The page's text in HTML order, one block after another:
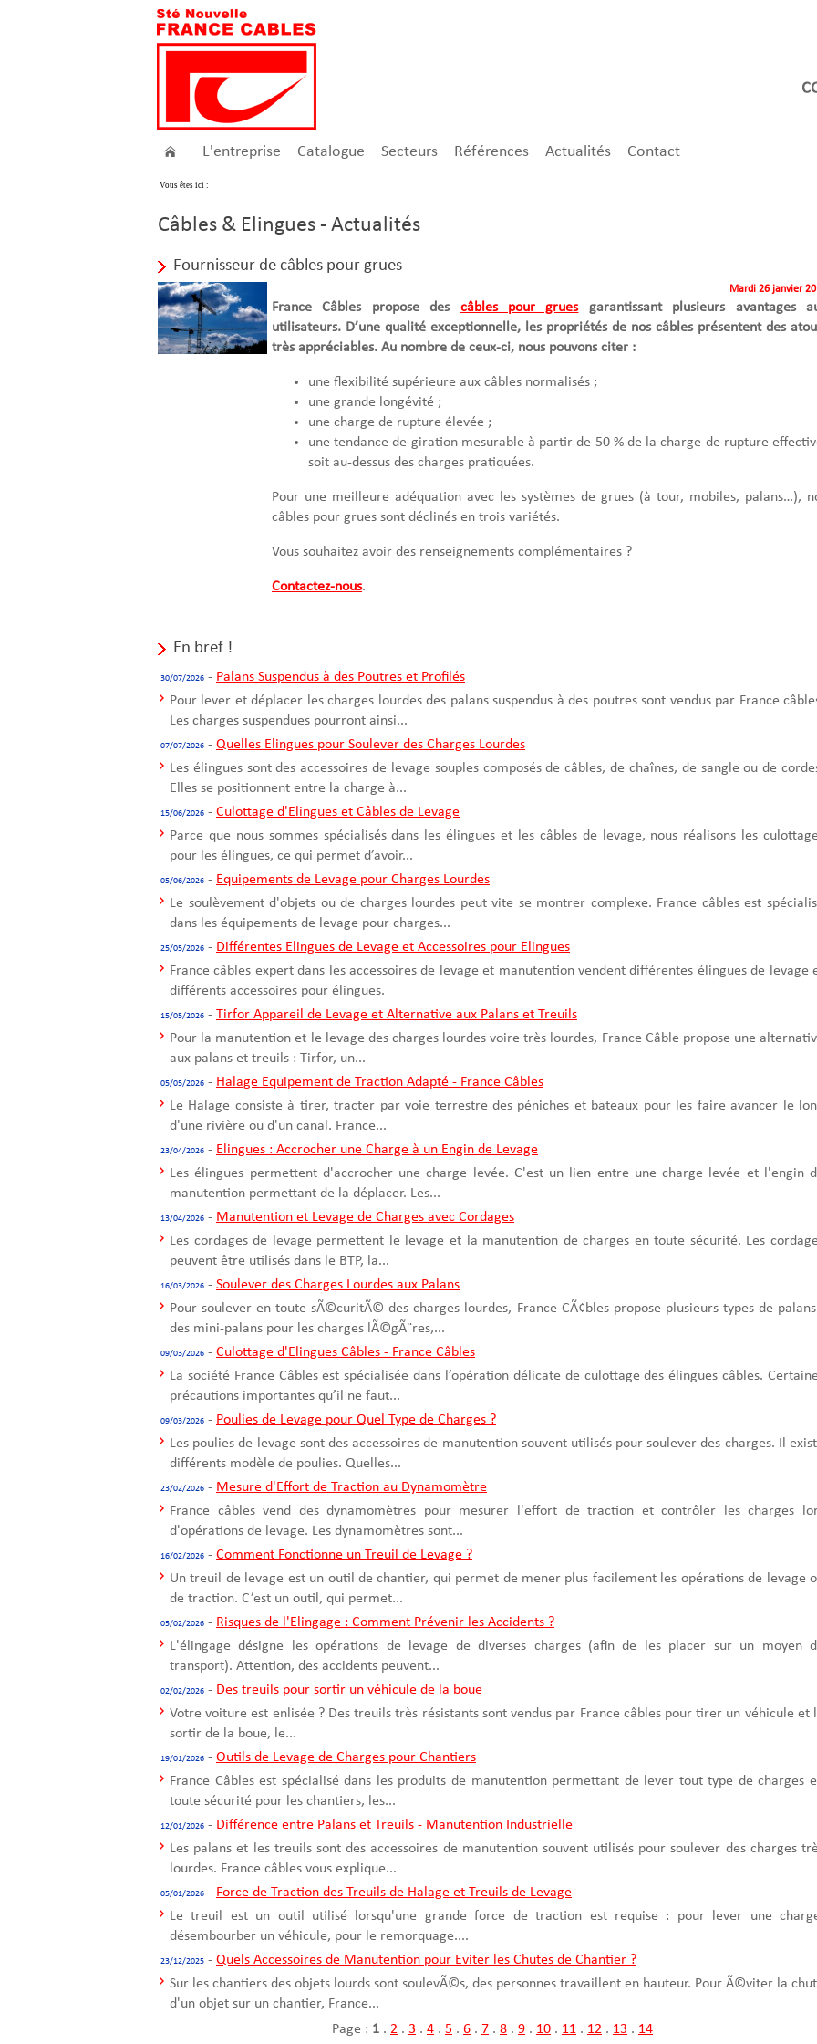
L'entreprise Catalogue Secteurs Références Actualités Contact
Vous êtes ici :
Câbles & Elingues - Actualités
Fournisseur de câbles pour grues
Mardi 26 janvier
France Câbles propose des câbles pour gruesgarantissant plusieurs avantages
utilisateurs. D’une qualité exceptionnelle, les propriétés de nos câbles présentent des
très appréciables. Au nombre de ceux-ci, nous pouvons citer :
une flexibilité supérieure aux câbles normalisés ;
une grande longévité ;
une charge de rupture élevée ;
une tendance de giration mesurable à partir de 50 % de la charge de rupture
soit au-dessus des charges pratiquées.
Pour une meilleure adéquation avec les systèmes de grues (à tour, mobiles, palans…),
câbles pour grues sont déclinés en trois variétés.
Vous souhaitez avoir des renseignements complémentaires ?
Contactez-nous.
En bref !
30/07/2026 - Palans Suspendus à des Poutres et Profilés
Pour lever et déplacer les charges lourdes des palans suspendus à des poutres sont vendus par France
Les charges suspendues pourront ainsi...
07/07/2026 - Quelles Elingues pour Soulever des Charges Lourdes
Les élingues sont des accessoires de levage souples composés de câbles, de chaînes, de sangle ou de
Elles se positionnent entre la charge à...
15/06/2026 - Culottage d'Elingues et Câbles de Levage
Parce que nous sommes spécialisés dans les élingues et les câbles de levage, nous réalisons les
pour les élingues, ce qui permet d’avoir...
05/06/2026 - Equipements de Levage pour Charges Lourdes
Le soulèvement d'objets ou de charges lourdes peut vite se montrer complexe. France câbles est
dans les équipements de levage pour charges...
25/05/2026 - Différentes Elingues de Levage et Accessoires pour Elingues
France câbles expert dans les accessoires de levage et manutention vendent différentes élingues de levage
différents accessoires pour élingues.
15/05/2026 - Tirfor Appareil de Levage et Alternative aux Palans et Treuils
Pour la manutention et le levage des charges lourdes voire très lourdes, France Câble propose une
aux palans et treuils : Tirfor, un...
05/05/2026 - Halage Equipement de Traction Adapté - France Câbles
Le Halage consiste à tirer, tracter par voie terrestre des péniches et bateaux pour les faire avancer le
d'une rivière ou d'un canal. France...
23/04/2026 - Elingues : Accrocher une Charge à un Engin de Levage
Les élingues permettent d'accrocher une charge levée. C'est un lien entre une charge levée et l'engin
manutention permettant de la déplacer. Les...
13/04/2026 - Manutention et Levage de Charges avec Cordages
Les cordages de levage permettent le levage et la manutention de charges en toute sécurité. Les
peuvent être utilisés dans le BTP, la...
16/03/2026 - Soulever des Charges Lourdes aux Palans
Pour soulever en toute sÃ©curitÃ© des charges lourdes, France CÃ¢bles propose plusieurs types de
des mini-palans pour les charges lÃ©gÃ¨res,...
09/03/2026 - Culottage d'Elingues Câbles - France Câbles
La société France Câbles est spécialisée dans l’opération délicate de culottage des élingues câbles.
précautions importantes qu’il ne faut...
09/03/2026 - Poulies de Levage pour Quel Type de Charges ?
Les poulies de levage sont des accessoires de manutention souvent utilisés pour soulever des charges. Il
différents modèle de poulies. Quelles...
23/02/2026 - Mesure d'Effort de Traction au Dynamomètre
France câbles vend des dynamomètres pour mesurer l'effort de traction et contrôler les charges
d'opérations de levage. Les dynamomètres sont...
16/02/2026 - Comment Fonctionne un Treuil de Levage ?
Un treuil de levage est un outil de chantier, qui permet de mener plus facilement les opérations de levage
de traction. C’est un outil, qui permet...
05/02/2026 - Risques de l'Elingage : Comment Prévenir les Accidents ?
L'élingage désigne les opérations de levage de diverses charges (afin de les placer sur un moyen
transport). Attention, des accidents peuvent...
02/02/2026 - Des treuils pour sortir un véhicule de la boue
Votre voiture est enlisée ? Des treuils très résistants sont vendus par France câbles pour tirer un véhicule et
sortir de la boue, le...
19/01/2026 - Outils de Levage de Charges pour Chantiers
France Câbles est spécialisé dans les produits de manutention permettant de lever tout type de charges
toute sécurité pour les chantiers, les...
12/01/2026 - Différence entre Palans et Treuils - Manutention Industrielle
Les palans et les treuils sont des accessoires de manutention souvent utilisés pour soulever des charges
lourdes. France câbles vous explique...
05/01/2026 - Force de Traction des Treuils de Halage et Treuils de Levage
Le treuil est un outil utilisé lorsqu'une grande force de traction est requise : pour lever une
désembourber un véhicule, pour le remorquage....
23/12/2025 - Quels Accessoires de Manutention pour Eviter les Chutes de Chantier ?
Sur les chantiers des objets lourds sont soulevÃ©s, des personnes travaillent en hauteur. Pour Ã©viter la
d'un objet sur un chantier, France...
Page : 1 . 2 . 3 . 4 . 5 . 6 . 7 . 8 . 9 . 10 . 11 . 12 . 13 . 14